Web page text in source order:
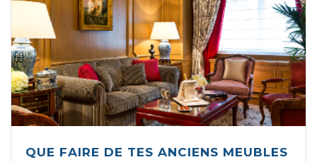
QUE FAIRE DE TES ANCIENS MEUBLES